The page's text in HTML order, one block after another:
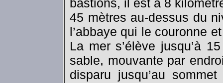
bastions, il est à 8
45 mètres au-dessus du
l’abbaye qui le couronne
La mer s’élève jusqu’à
sable, mouvante par
disparu jusqu’au